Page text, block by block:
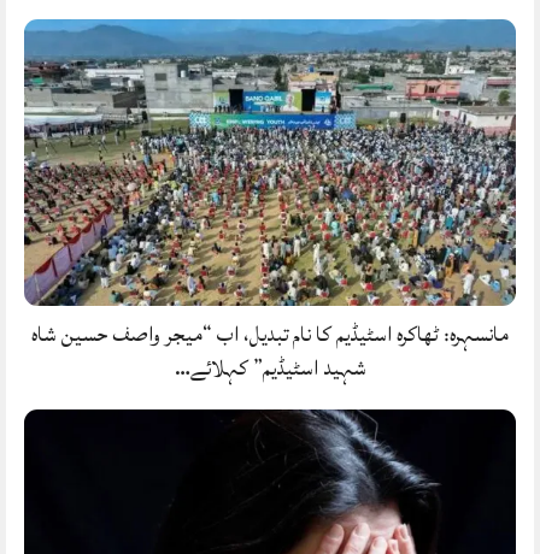
مانسہرہ: ٹھاکرہ اسٹیڈیم کا نام تبدیل، اب “میجر واصف حسین شاہ
شہید اسٹیڈیم” کہلائے…